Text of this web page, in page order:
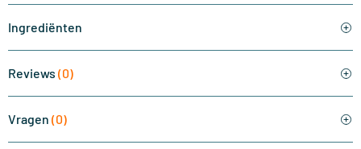
Ingrediënten
Reviews (0)
Vragen (0)